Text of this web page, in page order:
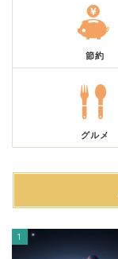
節約
グルメ
1